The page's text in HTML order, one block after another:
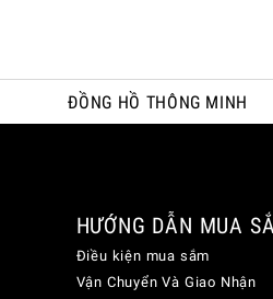
ĐỒNG HỒ THÔNG MINH
HƯỚNG DẪN MUA
Điều kiện mua sắm
Vận Chuyển Và Giao Nhận